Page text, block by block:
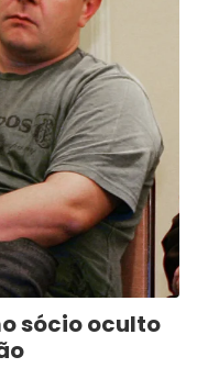
sócio oculto